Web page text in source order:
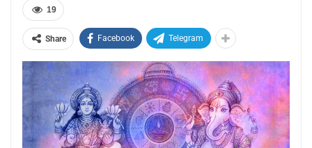
19
Share Facebook Telegram